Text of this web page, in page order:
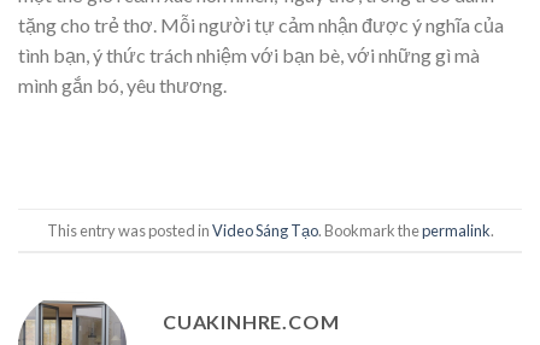
tặng cho trẻ thơ. Mỗi người tự cảm nhận được ý nghĩa của
tình bạn, ý thức trách nhiệm với bạn bè, với những gì mà
mình gắn bó, yêu thương.
This entry was posted inVideo Sáng Tạo. Bookmark thepermalink.
CUAKINHRE.COM